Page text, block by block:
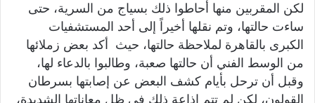
لكن المقربين منها أحاطوا ذلك بسياج من السرية، حتى
ساءت حالتها، وتم نقلها أخيراً إلى أحد المستشفيات
الكبرى بالقاهرة لملاحظة حالتها، حيث أكد بعض زملائها
من الوسط الفني أن حالتها صعبة، وطالبوا بالدعاء لها،
وقبل أن ترحل بأيام كشف البعض عن إصابتها بسرطان
القولون، لكن لم تتم إذاعة ذلك في ظل معاناتها الشديدة،